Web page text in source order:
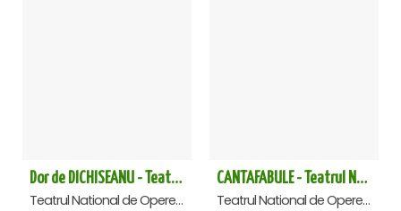
Dor de DICHISEANU - Teatrul Național de Operetă și Musical „Ion Dacian"
Teatrul National de Opereta si Musical Ion Dacian, Bucuresti
CANTAFABULE - Teatrul National de Opereta si Musical
Teatrul National de Opereta si Musical Ion Dacian, Bucuresti